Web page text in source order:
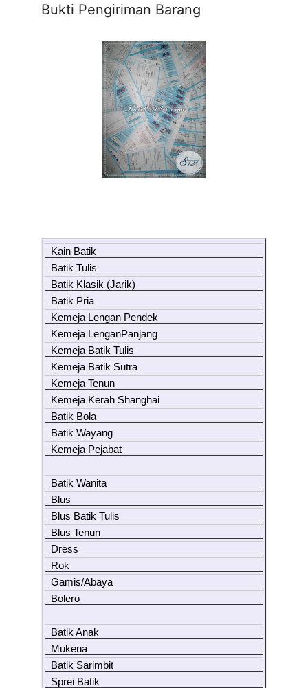
Bukti Pengiriman Barang
Kain Batik
Batik Tulis
Batik Klasik (Jarik)
Batik Pria
Kemeja Lengan Pendek
Kemeja LenganPanjang
Kemeja Batik Tulis
Kemeja Batik Sutra
Kemeja Tenun
Kemeja Kerah Shanghai
Batik Bola
Batik Wayang
Kemeja Pejabat
Batik Wanita
Blus
Blus Batik Tulis
Blus Tenun
Dress
Rok
Gamis/Abaya
Bolero
Batik Anak
Mukena
Batik Sarimbit
Sprei Batik